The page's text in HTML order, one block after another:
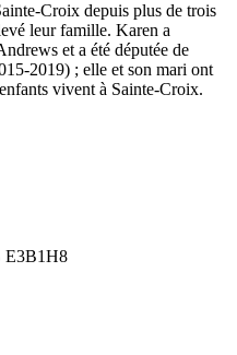
Croix depuis plus de trois
leur famille. Karen a
et a été députée de
2019) ; elle et son mari ont
vivent à Sainte-Croix.
E3B1H8